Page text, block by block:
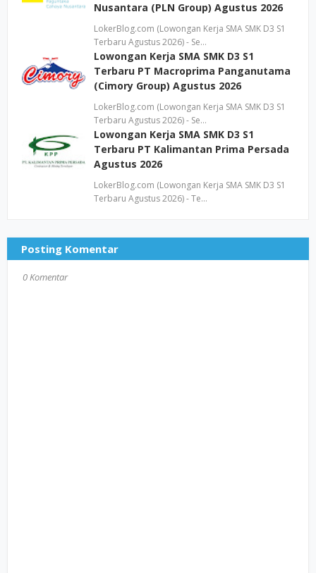
Nusantara (PLN Group) Agustus 2026
LokerBlog.com (Lowongan Kerja SMA SMK D3 S1
Terbaru Agustus 2026) - Se…
Lowongan Kerja SMA SMK D3 S1
Terbaru PT Macroprima Panganutama
(Cimory Group) Agustus 2026
LokerBlog.com (Lowongan Kerja SMA SMK D3 S1
Terbaru Agustus 2026) - Se…
Lowongan Kerja SMA SMK D3 S1
Terbaru PT Kalimantan Prima Persada
Agustus 2026
LokerBlog.com (Lowongan Kerja SMA SMK D3 S1
Terbaru Agustus 2026) - Te…
Posting Komentar
0 Komentar